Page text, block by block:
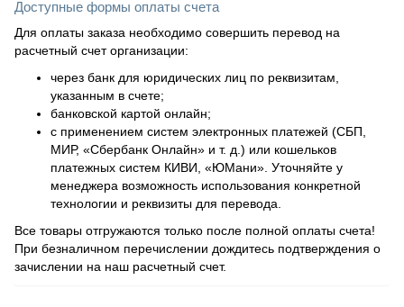
Доступные формы оплаты счета
Для оплаты заказа необходимо совершить перевод на
расчетный счет организации:
через банк для юридических лиц по реквизитам,
указанным в счете;
банковской картой онлайн;
с применением систем электронных платежей (СБП,
МИР, «Сбербанк Онлайн» и т. д.) или кошельков
платежных систем КИВИ, «ЮМани». Уточняйте у
менеджера возможность использования конкретной
технологии и реквизиты для перевода.
Все товары отгружаются только после полной оплаты счета!
При безналичном перечислении дождитесь подтверждения о
зачислении на наш расчетный счет.